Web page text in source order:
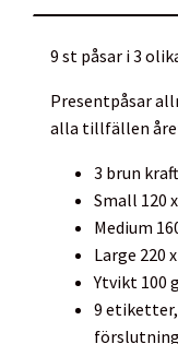
9 st påsar i 3
Presentpåsar
alla tillfällen
3 brun
Small 120
Medium
Large 220
Ytvikt 100
9